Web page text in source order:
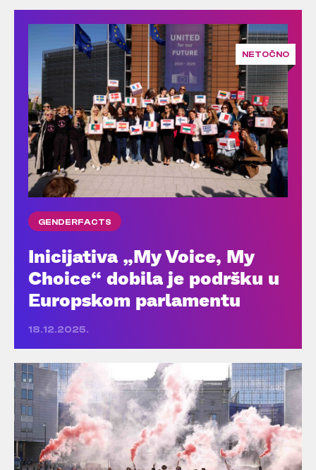
NETOČNO
GENDERFACTS
Inicijativa „My Voice, My
Choice“ dobila je podršku u
Europskom parlamentu
18.12.2025.